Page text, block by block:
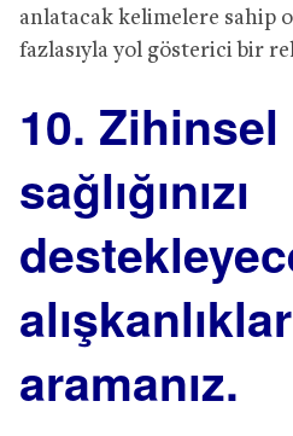
anlatacak kelimelere sahip
fazlasıyla yol gösterici bir
10. Zihinsel
sağlığınızı
aramanız.